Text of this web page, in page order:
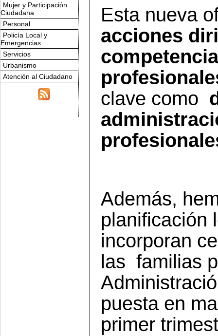
Mujer y Participación
Ciudadana
Personal
Policía Local y
Emergencias
Servicios
Urbanismo
Atención al Ciudadano
Esta nueva
acciones
clave como
Además,
planificación
incorporan
las familias
puesta en
primer